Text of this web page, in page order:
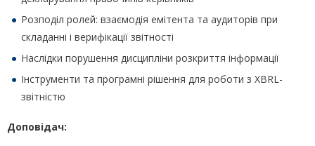
Розподіл ролей: взаємодія емітента та аудиторів при
складанні і верифікації звітності
Наслідки порушення дисципліни розкриття інформації
Інструменти та програмні рішення для роботи з XBRL-
звітністю
Доповідач: